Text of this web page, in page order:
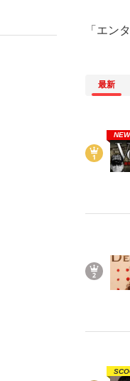
「エン
最新
NEW